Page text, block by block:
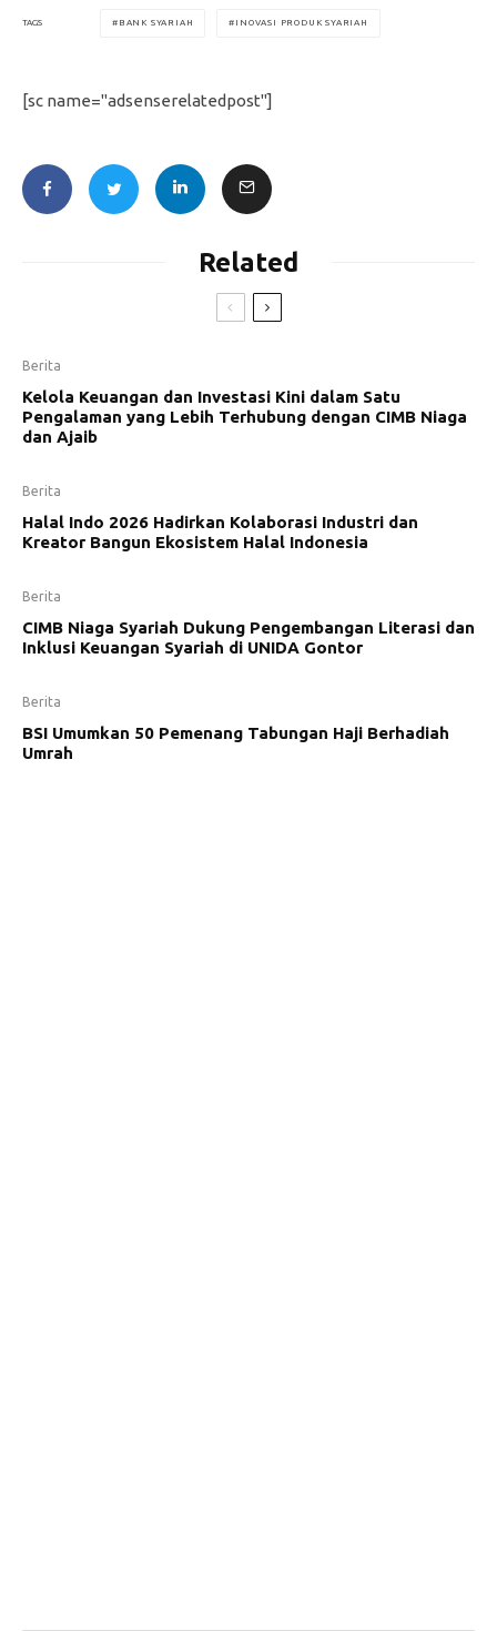
TAGS BANK SYARIAH INOVASI PRODUK SYARIAH
[sc name="adsenserelatedpost"]
Related
Berita
Kelola Keuangan dan Investasi Kini dalam Satu
Pengalaman yang Lebih Terhubung dengan CIMB Niaga
dan Ajaib
Berita
Halal Indo 2026 Hadirkan Kolaborasi Industri dan
Kreator Bangun Ekosistem Halal Indonesia
Berita
CIMB Niaga Syariah Dukung Pengembangan Literasi dan
Inklusi Keuangan Syariah di UNIDA Gontor
Berita
BSI Umumkan 50 Pemenang Tabungan Haji Berhadiah
Umrah